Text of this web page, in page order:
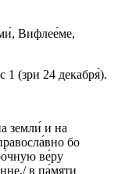
Вифлее́ме,
1 (зри 24 декабря́).
земли́ и на
бо
ве́ру
в па́мяти